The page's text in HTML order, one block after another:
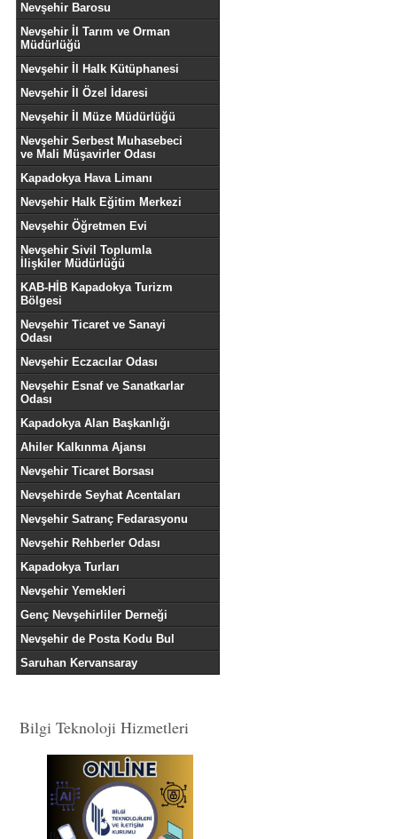
Nevşehir Barosu
Nevşehir İl Tarım ve Orman
Müdürlüğü
Nevşehir İl Halk Kütüphanesi
Nevşehir İl Özel İdaresi
Nevşehir İl Müze Müdürlüğü
Nevşehir Serbest Muhasebeci
ve Mali Müşavirler Odası
Kapadokya Hava Limanı
Nevşehir Halk Eğitim Merkezi
Nevşehir Öğretmen Evi
Nevşehir Sivil Toplumla
İlişkiler Müdürlüğü
KAB-HİB Kapadokya Turizm
Bölgesi
Nevşehir Ticaret ve Sanayi
Odası
Nevşehir Eczacılar Odası
Nevşehir Esnaf ve Sanatkarlar
Odası
Kapadokya Alan Başkanlığı
Ahiler Kalkınma Ajansı
Nevşehir Ticaret Borsası
Nevşehirde Seyhat Acentaları
Nevşehir Satranç Fedarasyonu
Nevşehir Rehberler Odası
Kapadokya Turları
Nevşehir Yemekleri
Genç Nevşehirliler Derneği
Nevşehir de Posta Kodu Bul
Saruhan Kervansaray
Bilgi Teknoloji Hizmetleri